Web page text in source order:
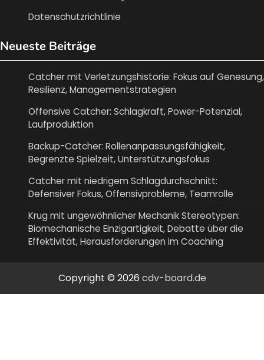
Datenschutzrichtlinie
Neueste Beiträge
Catcher mit Verletzungshistorie: Fokus auf Genesung,
Resilienz, Managementstrategien
Offensive Catcher: Schlagkraft, Power-Potenzial,
Laufproduktion
Backup-Catcher: Rollenanpassungsfähigkeit,
Begrenzte Spielzeit, Unterstützungsfokus
Catcher mit niedrigem Schlagdurchschnitt:
Defensiver Fokus, Offensivprobleme, Teamrolle
Krug mit ungewöhnlicher Mechanik Stereotypen:
Biomechanische Einzigartigkeit, Debatte über die
Effektivität, Herausforderungen im Coaching
Copyright © 2026 cdv-board.de